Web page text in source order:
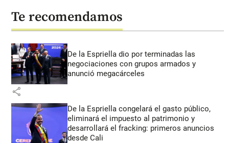
Te recomendamos
De la Espriella dio por terminadas las
negociaciones con grupos armados y
anunció megacárceles
share
De la Espriella congelará el gasto público,
eliminará el impuesto al patrimonio y
desarrollará el fracking: primeros anuncios
desde Cali